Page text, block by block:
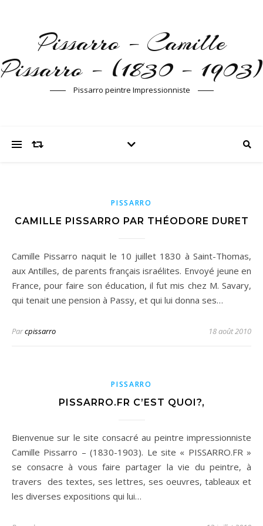
Pissarro – Camille
Pissarro – (1830 – 1903)
Pissarro peintre Impressionniste
PISSARRO
CAMILLE PISSARRO PAR THÉODORE DURET
Camille Pissarro naquit le 10 juillet 1830 à Saint-Thomas,
aux Antilles, de parents français israélites. Envoyé jeune en
France, pour faire son éducation, il fut mis chez M. Savary,
qui tenait une pension à Passy, et qui lui donna ses…
Parcpissarro 18 août 2010
PISSARRO
PISSARRO.FR C’EST QUOI?,
Bienvenue sur le site consacré au peintre impressionniste
Camille Pissarro – (1830-1903). Le site « PISSARRO.FR »
se consacre à vous faire partager la vie du peintre, à
travers des textes, ses lettres, ses oeuvres, tableaux et
les diverses expositions qui lui…